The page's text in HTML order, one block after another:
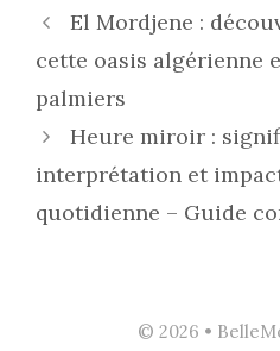
El Mordjene :
cette oasis algérienne
palmiers
Heure miroir :
interprétation et
quotidienne – Guide
© 2026 •